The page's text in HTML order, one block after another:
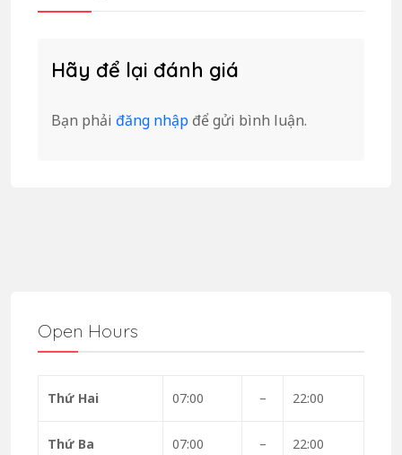
Hãy để lại đánh giá
Bạn phải đăng nhập để gửi bình luận.
Open Hours
Thứ Hai 07:00 – 22:00
Thứ Ba 07:00 – 22:00